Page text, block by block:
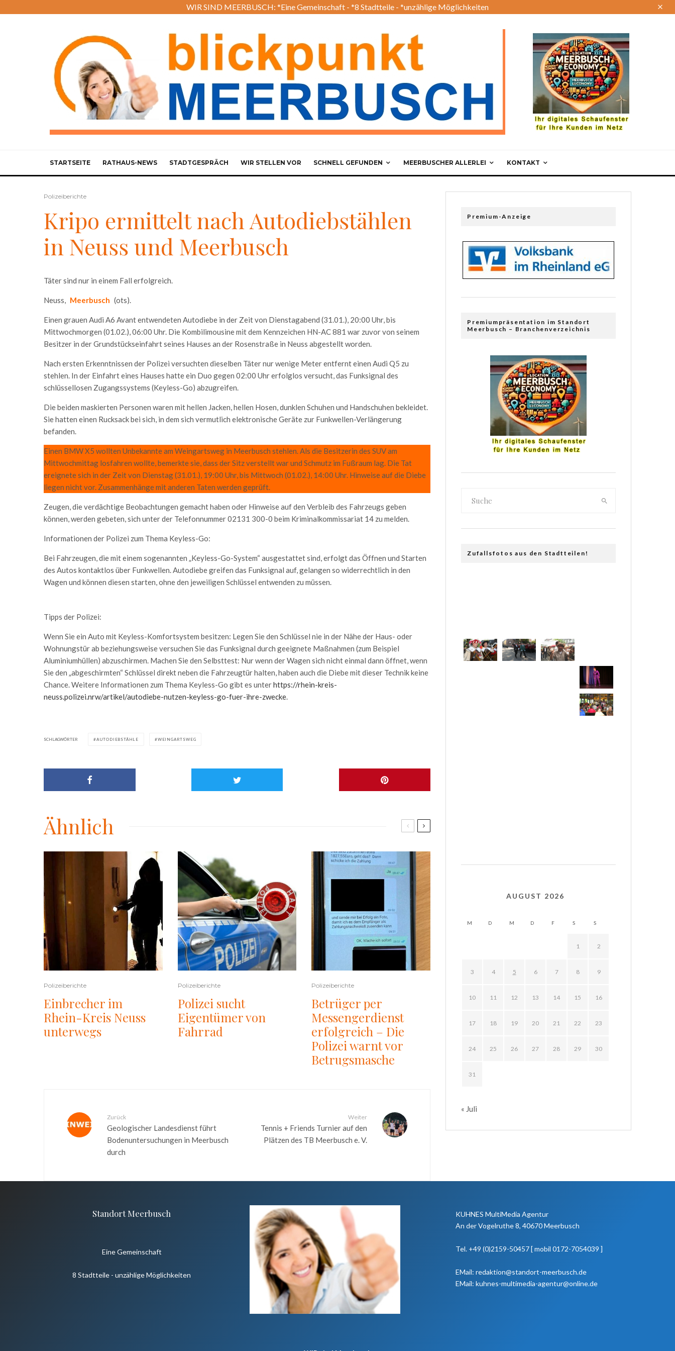
WIR SIND MEERBUSCH: *Eine Gemeinschaft - *8 Stadtteile - *unzählige Möglichkeiten
STARTSEITE RATHAUS-NEWS STADTGESPRÄCH WIR STELLEN VOR SCHNELL GEFUNDEN MEERBUSCHER ALLERLEI KONTAKT
Polizeiberichte
Kripo ermittelt nach Autodiebstählen
in Neuss und Meerbusch
Täter sind nur in einem Fall erfolgreich.
Neuss, Meerbusch (ots).
Einen grauen Audi A6 Avant entwendeten Autodiebe in der Zeit von Dienstagabend (31.01.), 20:00 Uhr, bis
Mittwochmorgen (01.02.), 06:00 Uhr. Die Kombilimousine mit dem Kennzeichen HN-AC 881 war zuvor von seinem
Besitzer in der Grundstückseinfahrt seines Hauses an der Rosenstraße in Neuss abgestellt worden.
Nach ersten Erkenntnissen der Polizei versuchten dieselben Täter nur wenige Meter entfernt einen Audi Q5 zu
stehlen. In der Einfahrt eines Hauses hatte ein Duo gegen 02:00 Uhr erfolglos versucht, das Funksignal des
schlüssellosen Zugangssystems (Keyless-Go) abzugreifen.
Die beiden maskierten Personen waren mit hellen Jacken, hellen Hosen, dunklen Schuhen und Handschuhen bekleidet.
Sie hatten einen Rucksack bei sich, in dem sich vermutlich elektronische Geräte zur Funkwellen-Verlängerung
befanden.
Einen BMW X5 wollten Unbekannte am Weingartsweg in Meerbusch stehlen. Als die Besitzerin des SUV am
Mittwochmittag losfahren wollte, bemerkte sie, dass der Sitz verstellt war und Schmutz im Fußraum lag. Die Tat
ereignete sich in der Zeit von Dienstag (31.01.), 19:00 Uhr, bis Mittwoch (01.02.), 14:00 Uhr. Hinweise auf die Diebe
liegen nicht vor. Zusammenhänge mit anderen Taten werden geprüft.
Zeugen, die verdächtige Beobachtungen gemacht haben oder Hinweise auf den Verbleib des Fahrzeugs geben
können, werden gebeten, sich unter der Telefonnummer 02131 300-0 beim Kriminalkommissariat 14 zu melden.
Informationen der Polizei zum Thema Keyless-Go:
Bei Fahrzeugen, die mit einem sogenannten „Keyless-Go-System“ ausgestattet sind, erfolgt das Öffnen und Starten
des Autos kontaktlos über Funkwellen. Autodiebe greifen das Funksignal auf, gelangen so widerrechtlich in den
Wagen und können diesen starten, ohne den jeweiligen Schlüssel entwenden zu müssen.
Tipps der Polizei:
Wenn Sie ein Auto mit Keyless-Komfortsystem besitzen: Legen Sie den Schlüssel nie in der Nähe der Haus- oder
Wohnungstür ab beziehungsweise versuchen Sie das Funksignal durch geeignete Maßnahmen (zum Beispiel
Aluminiumhüllen) abzuschirmen. Machen Sie den Selbsttest: Nur wenn der Wagen sich nicht einmal dann öffnet, wenn
Sie den „abgeschirmten“ Schlüssel direkt neben die Fahrzeugtür halten, haben auch die Diebe mit dieser Technik keine
Chance. Weitere Informationen zum Thema Keyless-Go gibt es unterhttps://rhein-kreis-
neuss.polizei.nrw/artikel/autodiebe-nutzen-keyless-go-fuer-ihre-zwecke.
SCHLAGWÖRTER AUTODIEBSTÄHLE WEINGARTSWEG
Ähnlich
Polizeiberichte
Einbrecher im
Rhein-Kreis Neuss
unterwegs
Polizeiberichte
Polizei sucht
Eigentümer von
Fahrrad
Polizeiberichte
Betrüger per
Messengerdienst
erfolgreich – Die
Polizei warnt vor
Betrugsmasche
Zurück
Geologischer Landesdienst führt
Bodenuntersuchungen in Meerbusch
durch
Weiter
Tennis + Friends Turnier auf den
Plätzen des TB Meerbusch e. V.
Premium-Anzeige
Premiumpräsentation im Standort
Meerbusch – Branchenverzeichnis
Zufallsfotos aus den Stadtteilen!
AUGUST 2026
M D M D F S S
1 2
3 4 5 6 7 8 9
10 11 12 13 14 15 16
17 18 19 20 21 22 23
24 25 26 27 28 29 30
31
« Juli
Standort Meerbusch
Eine Gemeinschaft
8 Stadtteile - unzählige Möglichkeiten
KUHNES MultiMedia Agentur
An der Vogelruthe 8, 40670 Meerbusch
Tel. +49 (0)2159-50457 [ mobil 0172-7054039 ]
EMail: redaktion@standort-meerbusch.de
EMail: kuhnes-multimedia-agentur@online.de